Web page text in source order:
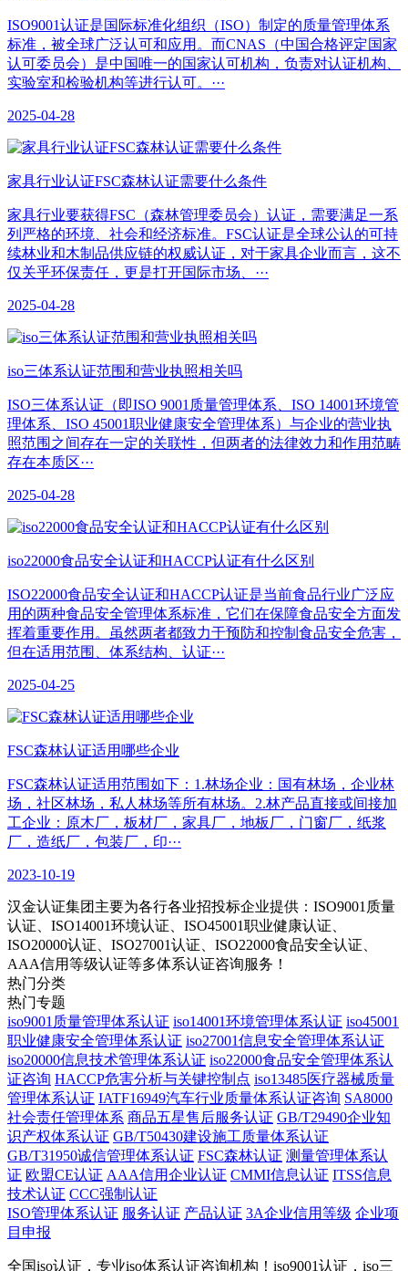
ISO9001认证是国际标准化组织（ISO）制定的质量管理体系
标准，被全球广泛认可和应用。而CNAS（中国合格评定国家
认可委员会）是中国唯一的国家认可机构，负责对认证机构、
实验室和检验机构等进行认可。···
2025-04-28
家具行业认证FSC森林认证需要什么条件
家具行业要获得FSC（森林管理委员会）认证，需要满足一系
列严格的环境、社会和经济标准。FSC认证是全球公认的可持
续林业和木制品供应链的权威认证，对于家具企业而言，这不
仅关乎环保责任，更是打开国际市场、···
2025-04-28
iso三体系认证范围和营业执照相关吗
ISO三体系认证（即ISO 9001质量管理体系、ISO 14001环境管
理体系、ISO 45001职业健康安全管理体系）与企业的营业执
照范围之间存在一定的关联性，但两者的法律效力和作用范畴
存在本质区···
2025-04-28
iso22000食品安全认证和HACCP认证有什么区别
ISO22000食品安全认证和HACCP认证是当前食品行业广泛应
用的两种食品安全管理体系标准，它们在保障食品安全方面发
挥着重要作用。虽然两者都致力于预防和控制食品安全危害，
但在适用范围、体系结构、认证···
2025-04-25
​FSC森林认证适用哪些企业
FSC森林认证适用范围如下：1.林场企业：国有林场，企业林
场，社区林场，私人林场等所有林场。2.林产品直接或间接加
工企业：原木厂，板材厂，家具厂，地板厂，门窗厂，纸浆
厂，造纸厂，包装厂，印···
2023-10-19
汉金认证集团主要为各行各业招投标企业提供：ISO9001质量
认证、ISO14001环境认证、ISO45001职业健康认证、
ISO20000认证、ISO27001认证、ISO22000食品安全认证、
AAA信用等级认证等多体系认证咨询服务！
热门分类
热门专题
iso9001质量管理体系认证 iso14001环境管理体系认证 iso45001
职业健康安全管理体系认证 iso27001信息安全管理体系认证
iso20000信息技术管理体系认证 iso22000食品安全管理体系认
证咨询 HACCP危害分析与关键控制点 iso13485医疗器械质量
管理体系认证 IATF16949汽车行业质量体系认证咨询 SA8000
社会责任管理体系 商品五星售后服务认证 GB/T29490企业知
识产权体系认证 GB/T50430建设施工质量体系认证
GB/T31950诚信管理体系认证 FSC森林认证 测量管理体系认
证 欧盟CE认证 AAA信用企业认证 CMMI信息认证 ITSS信息
技术认证 CCC强制认证
ISO管理体系认证 服务认证 产品认证 3A企业信用等级 企业项
目申报
全国iso认证，专业iso体系认证咨询机构！iso9001认证，iso三